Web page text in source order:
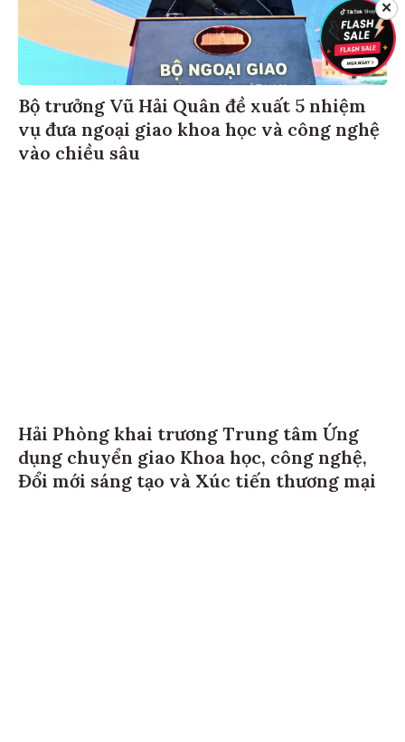
Bộ trưởng Vũ Hải Quân đề xuất 5 nhiệm
vụ đưa ngoại giao khoa học và công nghệ
vào chiều sâu
Hải Phòng khai trương Trung tâm Ứng
dụng chuyển giao Khoa học, công nghệ,
Đổi mới sáng tạo và Xúc tiến thương mại
✕